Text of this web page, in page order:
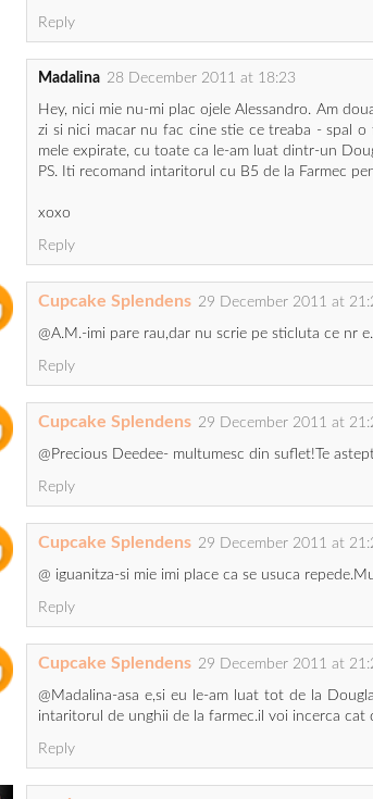
Reply
Madalina 28 December 2011 at 18:23
Hey, nici mie nu-mi plac ojele Alessandro. Am
zi si nici macar nu fac cine stie ce treaba - spal
mele expirate, cu toate ca le-am luat dintr-un
PS. Iti recomand intaritorul cu B5 de la Farmec
xoxo
Reply
Cupcake Splendens 29 December 2011 at
@A.M.-imi pare rau,dar nu scrie pe sticluta ce nr
Reply
Cupcake Splendens 29 December 2011 at
@Precious Deedee- multumesc din suflet!Te
Reply
Cupcake Splendens 29 December 2011 at
@ iguanitza-si mie imi place ca se usuca
Reply
Cupcake Splendens 29 December 2011 at
@Madalina-asa e,si eu le-am luat tot de la
intaritorul de unghii de la farmec.il voi incerca cat
Reply